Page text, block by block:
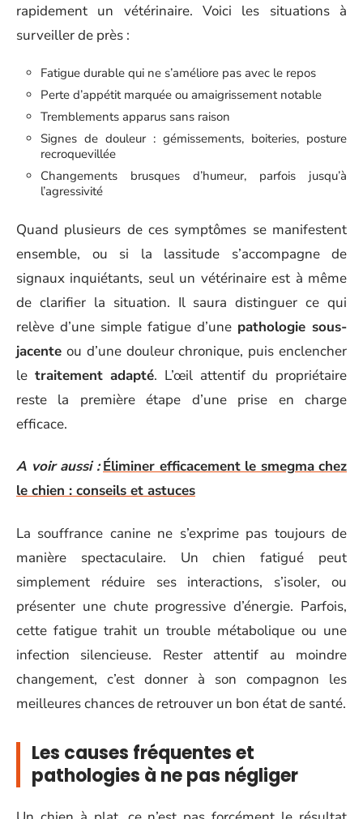
rapidement un vétérinaire. Voici les situations à
surveiller de près :
Fatigue durable qui ne s’améliore pas avec le repos
Perte d’appétit marquée ou amaigrissement notable
Tremblements apparus sans raison
Signes de douleur : gémissements, boiteries, posture
recroquevillée
Changements brusques d’humeur, parfois jusqu’à
l’agressivité
Quand plusieurs de ces symptômes se manifestent
ensemble, ou si la lassitude s’accompagne de
signaux inquiétants, seul un vétérinaire est à même
de clarifier la situation. Il saura distinguer ce qui
relève d’une simple fatigue d’une pathologie sous-
jacente ou d’une douleur chronique, puis enclencher
le traitement adapté. L’œil attentif du propriétaire
reste la première étape d’une prise en charge
efficace.
A voir aussi : Éliminer efficacement le smegma chez
le chien : conseils et astuces
La souffrance canine ne s’exprime pas toujours de
manière spectaculaire. Un chien fatigué peut
simplement réduire ses interactions, s’isoler, ou
présenter une chute progressive d’énergie. Parfois,
cette fatigue trahit un trouble métabolique ou une
infection silencieuse. Rester attentif au moindre
changement, c’est donner à son compagnon les
meilleures chances de retrouver un bon état de santé.
Les causes fréquentes et
pathologies à ne pas négliger